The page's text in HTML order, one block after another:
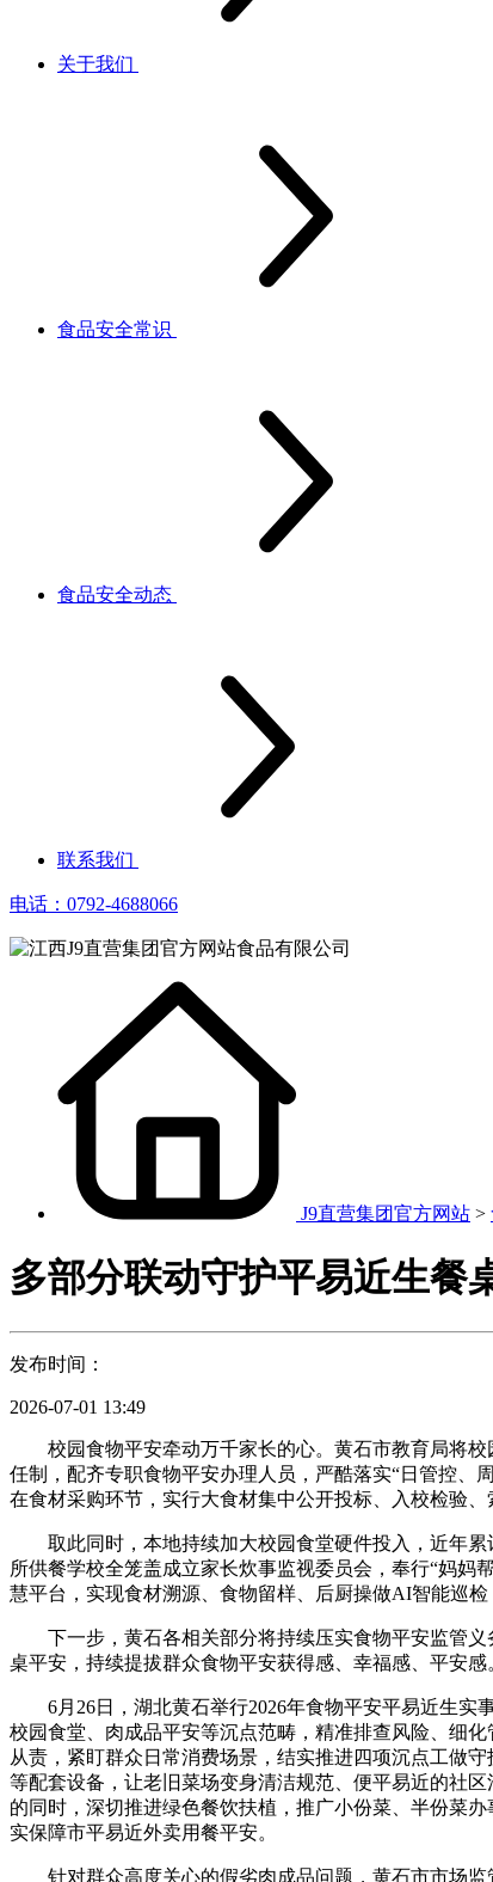
关于我们
食品安全常识
食品安全动态
联系我们
电话：0792-4688066
J9直营集团官方网站 >
多部分联动守护平易近生餐
发布时间：
2026-07-01 13:49
校园食物平安牵动万千家长的心。黄石市教育局将校
任制，配齐专职食物平安办理人员，严酷落实“日管控、
在食材采购环节，实行大食材集中公开投标、入校检验
取此同时，本地持续加大校园食堂硬件投入，近年累
所供餐学校全笼盖成立家长炊事监视委员会，奉行“妈妈
慧平台，实现食材溯源、食物留样、后厨操做AI智能巡
下一步，黄石各相关部分将持续压实食物平安监管义
桌平安，持续提拔群众食物平安获得感、幸福感、平安感
6月26日，湖北黄石举行2026年食物平安平易近生实
校园食堂、肉成品平安等沉点范畴，精准排查风险、细
从责，紧盯群众日常消费场景，结实推进四项沉点工做
等配套设备，让老旧菜场变身清洁规范、便平易近的社
的同时，深切推进绿色餐饮扶植，推广小份菜、半份菜
实保障市平易近外卖用餐平安。
针对群众高度关心的假劣肉成品问题，黄石市市场监